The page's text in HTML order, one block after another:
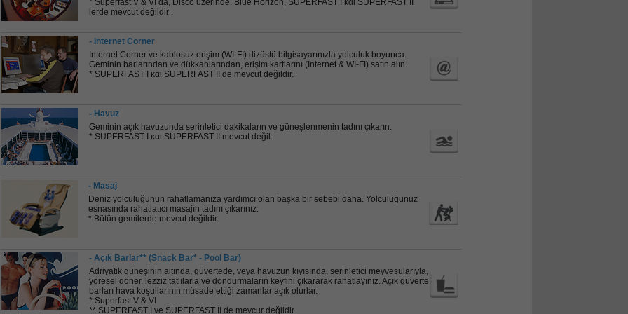
* Superfast V & VI da, Disco üzerinde. Blue Horizon, SUPERFAST I και SUPERFAST II
lerde mevcut değildir .
- Internet Corner
Ιnternet Corner ve kablosuz erişim (WI-FI) dizüstü bilgisayarınızla yolculuk boyunca.
Geminin barlarından ve dükkanlarından, erişim kartlarını (Internet & WI-FI) satın alın.
* SUPERFAST I και SUPERFAST II de mevcut değildir.
- Havuz
Geminin açık havuzunda serinletici dakikaların ve güneşlenmenin tadını çıkarın.
* SUPERFAST I και SUPERFAST II mevcut değil.
- Masaj
Deniz yolculuğunun rahatlamanıza yardımcı olan başka bir sebebi daha. Yolculuğunuz
esnasında rahatlatıcı masajın tadını çıkarınız.
* Bütün gemilerde mevcut değildir.
- Açık Barlar** (Snack Bar* - Pool Bar)
Adriyatik güneşinin altında, güvertede, veya havuzun kıyısında, serinletici meyvesularıyla,
yöresel döner, lezziz tatlılarla ve dondurmaların keyfini çıkararak rahatlayınız. Açık güverte
barları hava koşullarının müsade ettiği zamanlar açık olurlar.
* Superfast V & VI
** SUPERFAST I ve SUPERFAST II de mevcur değildir